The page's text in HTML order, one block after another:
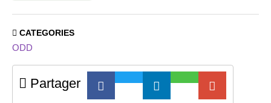
CATEGORIES
ODD
Partager